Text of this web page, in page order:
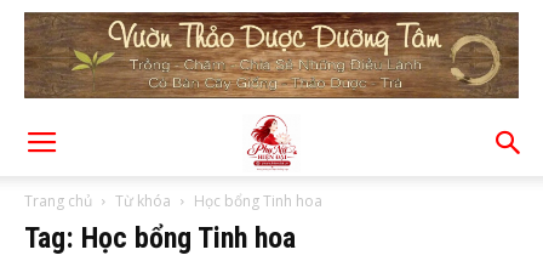
Trang chủ Từ khóa Học bổng Tinh hoa
Tag: Học bổng Tinh hoa